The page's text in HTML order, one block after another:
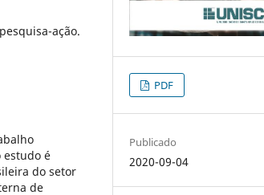
ação.
estudo é
do setor
de
PDF
Publicado
2020-09-04